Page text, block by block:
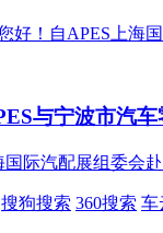
好！自APES上海
与宁波市汽
国际汽配展组委会
搜狗搜索 360搜索 车